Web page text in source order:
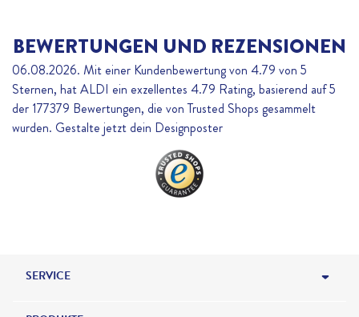
BEWERTUNGEN UND REZENSIONEN
06.08.2026. Mit einer Kundenbewertung von 4.79 von 5
Sternen, hat ALDI ein exzellentes 4.79 Rating, basierend auf5
der 177379 Bewertungen, die von Trusted Shops gesammelt
wurden. Gestalte jetzt dein Designposter
SERVICE